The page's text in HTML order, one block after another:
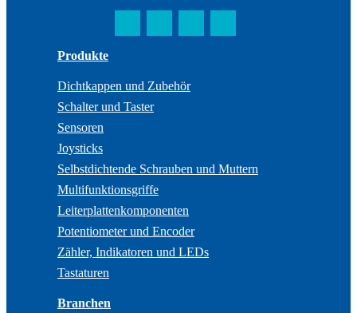
Produkte
Dichtkappen und Zubehör
Schalter und Taster
Sensoren
Joysticks
Selbstdichtende Schrauben und Muttern
Multifunktionsgriffe
Leiterplattenkomponenten
Potentiometer und Encoder
Zähler, Indikatoren und LEDs
Tastaturen
Branchen